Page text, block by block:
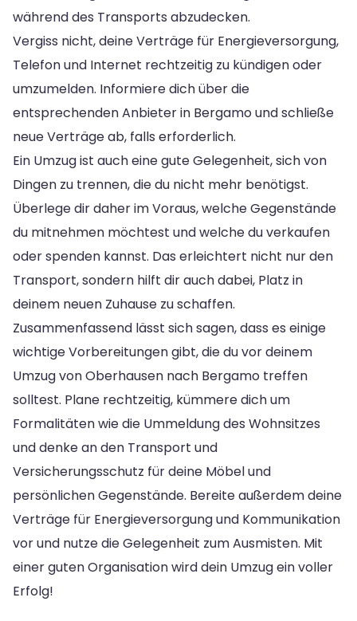
während des Transports abzudecken.
Vergiss nicht, deine Verträge für Energieversorgung,
Telefon und Internet rechtzeitig zu kündigen oder
umzumelden. Informiere dich über die
entsprechenden Anbieter in Bergamo und schließe
neue Verträge ab, falls erforderlich.
Ein Umzug ist auch eine gute Gelegenheit, sich von
Dingen zu trennen, die du nicht mehr benötigst.
Überlege dir daher im Voraus, welche Gegenstände
du mitnehmen möchtest und welche du verkaufen
oder spenden kannst. Das erleichtert nicht nur den
Transport, sondern hilft dir auch dabei, Platz in
deinem neuen Zuhause zu schaffen.
Zusammenfassend lässt sich sagen, dass es einige
wichtige Vorbereitungen gibt, die du vor deinem
Umzug von Oberhausen nach Bergamo treffen
solltest. Plane rechtzeitig, kümmere dich um
Formalitäten wie die Ummeldung des Wohnsitzes
und denke an den Transport und
Versicherungsschutz für deine Möbel und
persönlichen Gegenstände. Bereite außerdem deine
Verträge für Energieversorgung und Kommunikation
vor und nutze die Gelegenheit zum Ausmisten. Mit
einer guten Organisation wird dein Umzug ein voller
Erfolg!